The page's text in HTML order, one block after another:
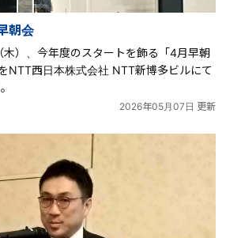
朝会
）、今年度のスタートを飾る「4月早朝
NTT西日本株式会社 NTT新博多ビルにて
2026年05月07日 更新